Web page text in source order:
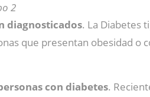
2
diagnosticados. La Diabetes
que presentan obesidad o
con diabetes.